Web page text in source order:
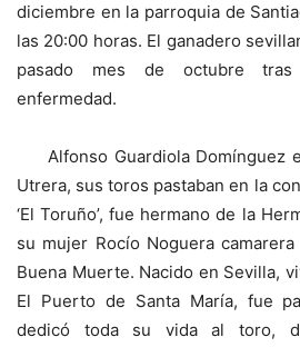
diciembre en la parroquia de
las 20:00 horas. El ganadero
pasado mes de octubre
enfermedad.
Alfonso Guardiola Domínguez
Utrera, sus toros pastaban en la
‘El Toruño’, fue hermano de la
su mujer Rocío Noguera
Buena Muerte. Nacido en Sevilla,
El Puerto de Santa María, fue
dedicó toda su vida al toro,